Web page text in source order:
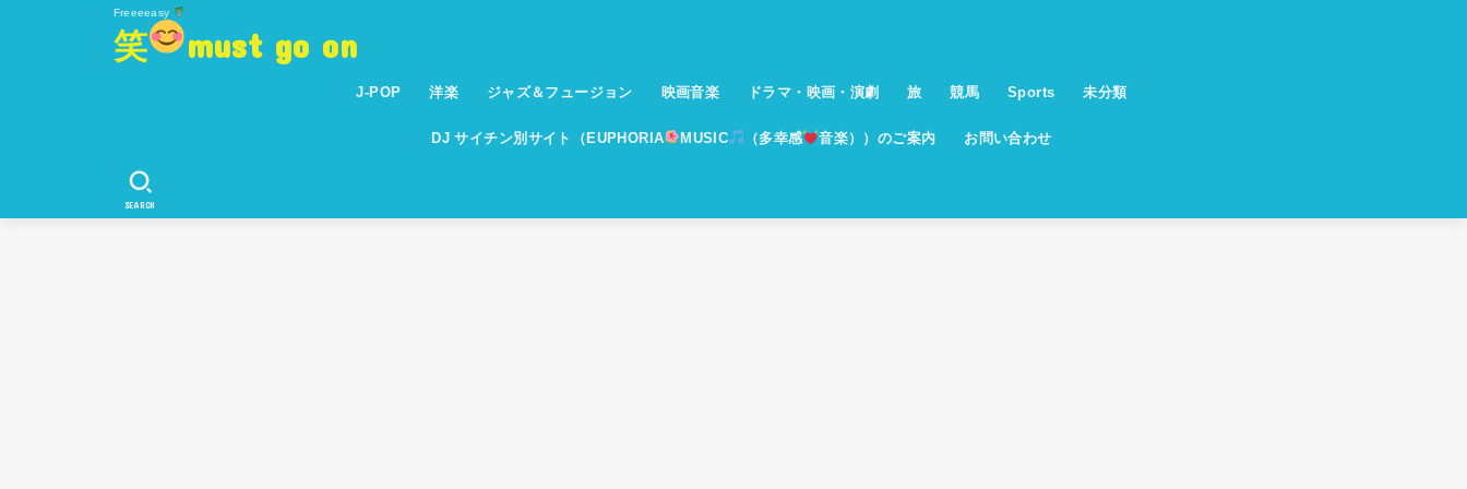
Freeeeasy
笑 must go on
J-POP 洋楽 ジャズ＆フュージョン 映画音楽 ドラマ・映画・演劇 旅 競馬 Sports 未分類
DJ サイチン別サイト（EUPHORIA MUSIC （多幸感 音楽））のご案内 お問い合わせ
SEARCH